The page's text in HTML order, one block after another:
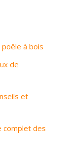
poêle à bois
de
et
complet des